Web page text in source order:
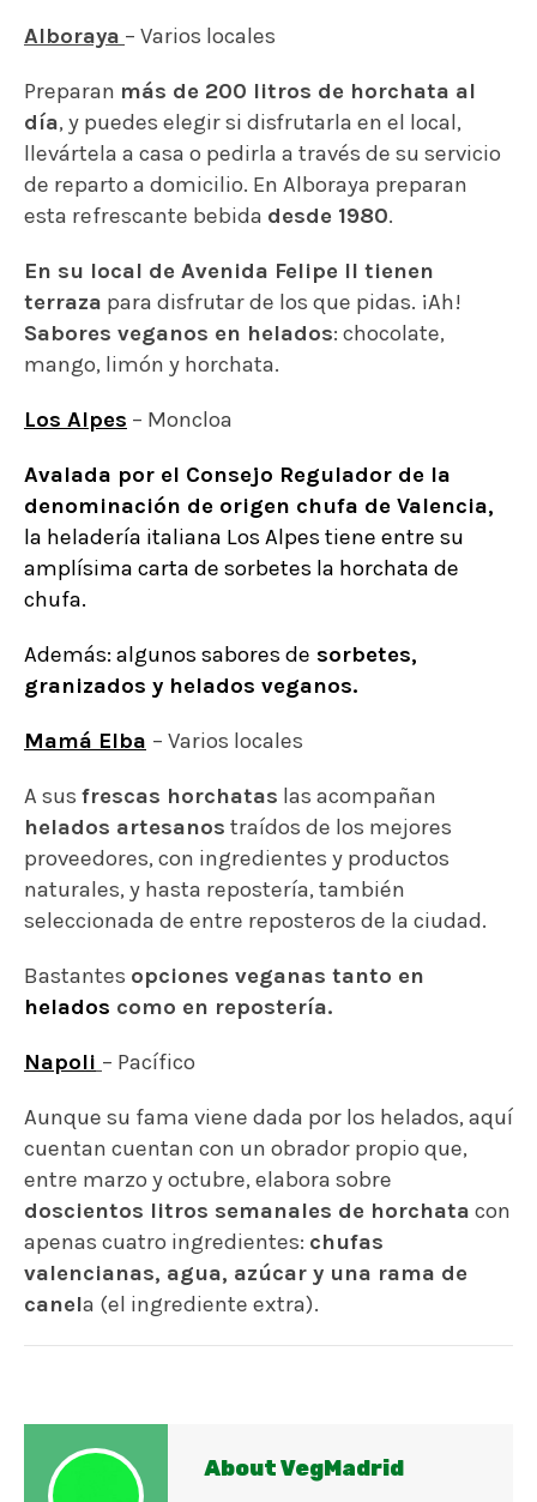
Alboraya – Varios locales
Preparan más de 200 litros de horchata al
día, y puedes elegir si disfrutarla en el local,
llevártela a casa o pedirla a través de su servicio
de reparto a domicilio. En Alboraya preparan
esta refrescante bebida desde 1980.
En su local de Avenida Felipe II tienen
terraza para disfrutar de los que pidas. ¡Ah!
Sabores veganos en helados: chocolate,
mango, limón y horchata.
Los Alpes – Moncloa
Avalada por el Consejo Regulador de la
denominación de origen chufa de Valencia,
la heladería italiana Los Alpes tiene entre su
amplísima carta de sorbetes la horchata de
chufa.
Además: algunos sabores de sorbetes,
granizados y helados veganos.
Mamá Elba – Varios locales
A sus frescas horchatas las acompañan
helados artesanos traídos de los mejores
proveedores, con ingredientes y productos
naturales, y hasta repostería, también
seleccionada de entre reposteros de la ciudad.
Bastantes opciones veganas tanto en
helados como en repostería.
Napoli – Pacífico
Aunque su fama viene dada por los helados, aquí
cuentan cuentan con un obrador propio que,
entre marzo y octubre, elabora sobre
doscientos litros semanales de horchata con
apenas cuatro ingredientes: chufas
valencianas, agua, azúcar y una rama de
canela (el ingrediente extra).
About VegMadrid